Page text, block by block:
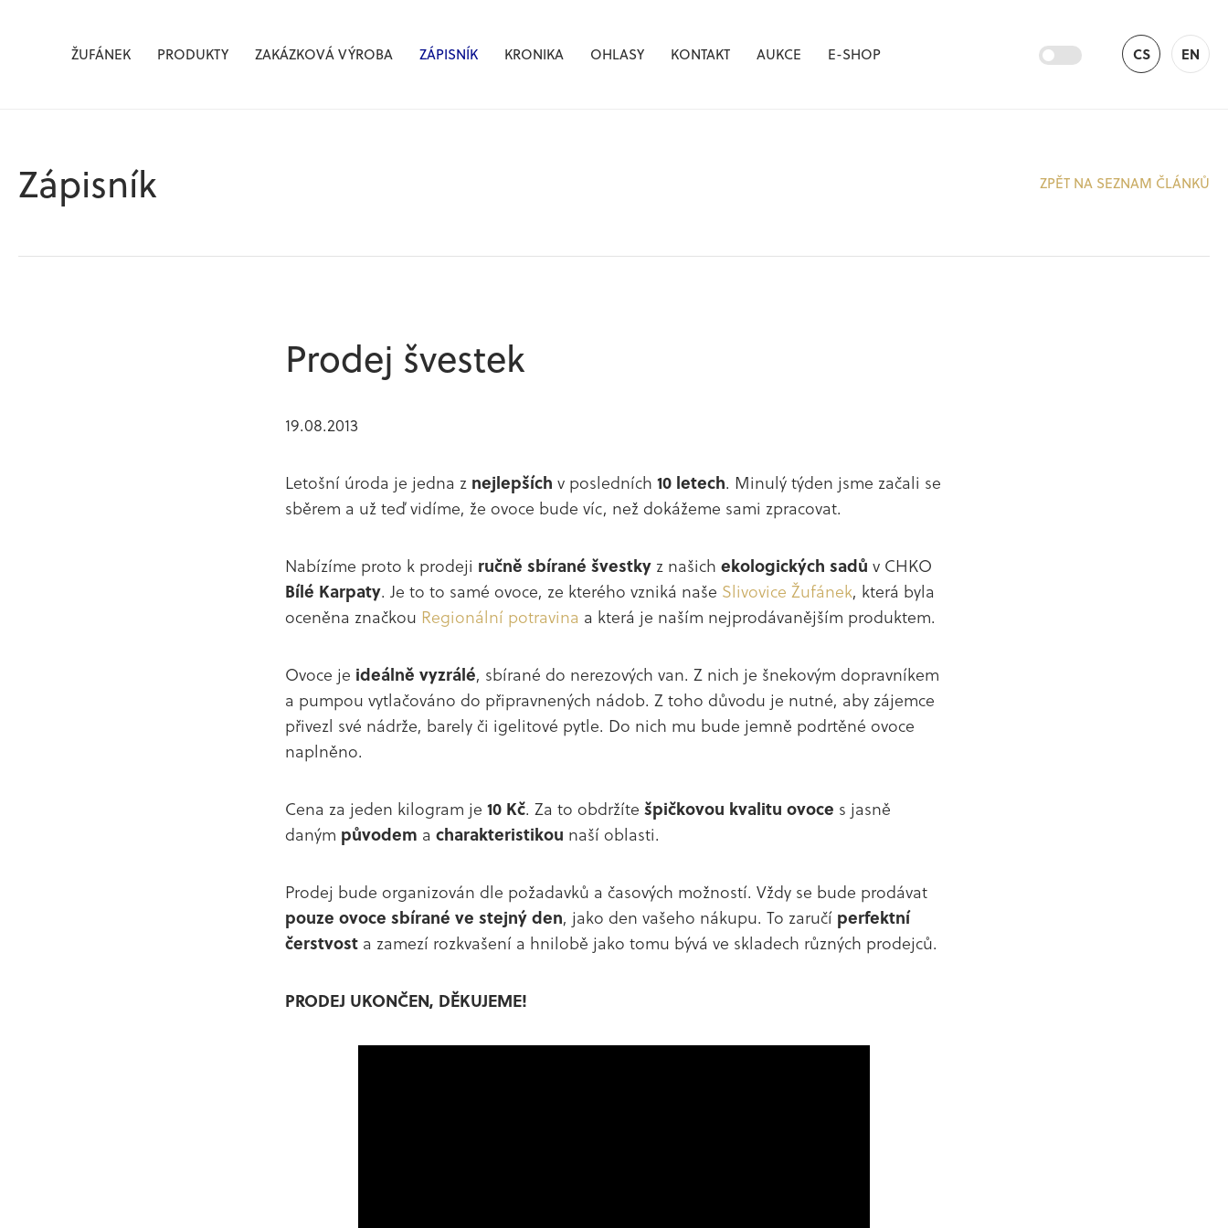
Žufánek.cz
ŽUFÁNEK PRODUKTY ZAKÁZKOVÁ VÝROBA ZÁPISNÍK KRONIKA OHLASY KONTAKT AUKCE E-SHOP CS EN
Zápisník ZPĚT NA SEZNAM ČLÁNKŮ
Prodej švestek
19.08.2013
Letošní úroda je jedna z nejlepších v posledních 10 letech. Minulý týden jsme začali se
sběrem a už teď vidíme, že ovoce bude víc, než dokážeme sami zpracovat.
Nabízíme proto k prodeji ručně sbírané švestky z našich ekologických sadů v CHKO
Bílé Karpaty. Je to to samé ovoce, ze kterého vzniká naše Slivovice Žufánek, která byla
oceněna značkou Regionální potravina a která je naším nejprodávanějším produktem.
Ovoce je ideálně vyzrálé, sbírané do nerezových van. Z nich je šnekovým dopravníkem
a pumpou vytlačováno do připravnených nádob. Z toho důvodu je nutné, aby zájemce
přivezl své nádrže, barely či igelitové pytle. Do nich mu bude jemně podrtěné ovoce
naplněno.
Cena za jeden kilogram je 10 Kč. Za to obdržíte špičkovou kvalitu ovoce s jasně
daným původem a charakteristikou naší oblasti.
Prodej bude organizován dle požadavků a časových možností. Vždy se bude prodávat
pouze ovoce sbírané ve stejný den, jako den vašeho nákupu. To zaručí perfektní
čerstvost a zamezí rozkvašení a hnilobě jako tomu bývá ve skladech různých prodejců.
PRODEJ UKONČEN, DĚKUJEME!